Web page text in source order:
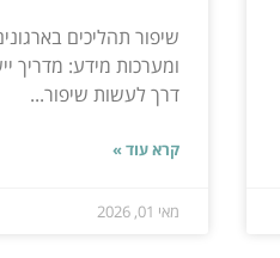
שיפור תהליכים
ומערכות מידע: מדריך
דרך לעשות שיפור...
קרא עוד »
מאי 01, 2026